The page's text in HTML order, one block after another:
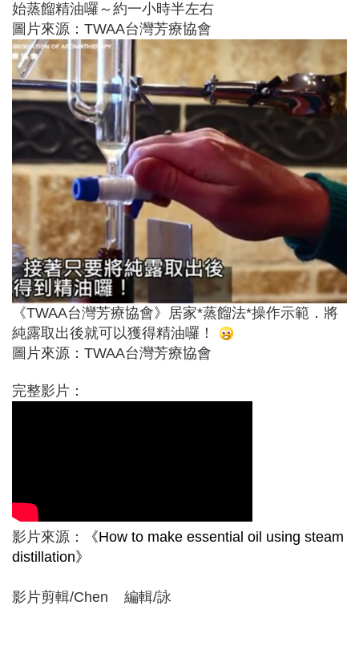
始蒸餾精油囉～約一小時半左右
圖片來源：TWAA台灣芳療協會
《TWAA台灣芳療協會》居家*蒸餾法*操作示範．將
純露取出後就可以獲得精油囉！
圖片來源：TWAA台灣芳療協會
完整影片：
影片來源：
《How to make essential oil using steam
distillation》
影片剪輯/Chen 編輯/詠